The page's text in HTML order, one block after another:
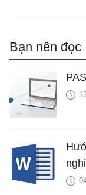
Bạn nên đọc